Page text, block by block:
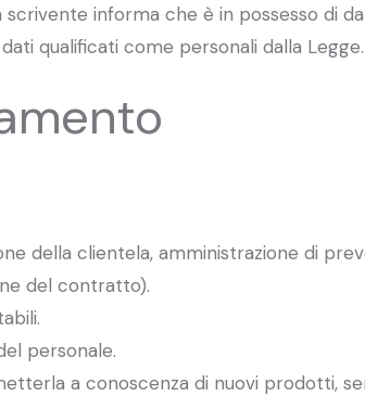
scrivente informa che è in possesso di
qualificati come personali dalla Legge.
della clientela, amministrazione di
del contratto).
personale.
a conoscenza di nuovi prodotti,